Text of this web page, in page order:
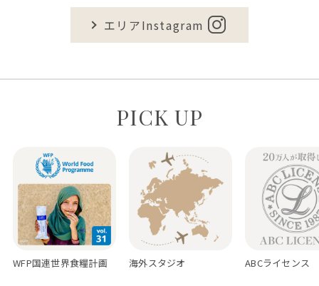
エリアInstagram
PICK UP
WFP国連世界食糧計画 海外スタジオ ABCライセンス